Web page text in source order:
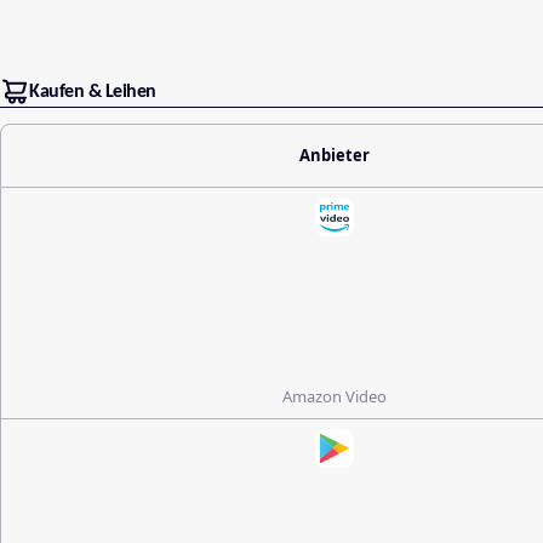
Kaufen & Leihen
Anbieter
Amazon Video